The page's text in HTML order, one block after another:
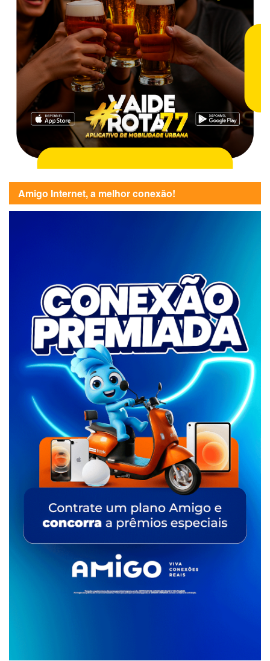
Amigo Internet, a melhor conexão!